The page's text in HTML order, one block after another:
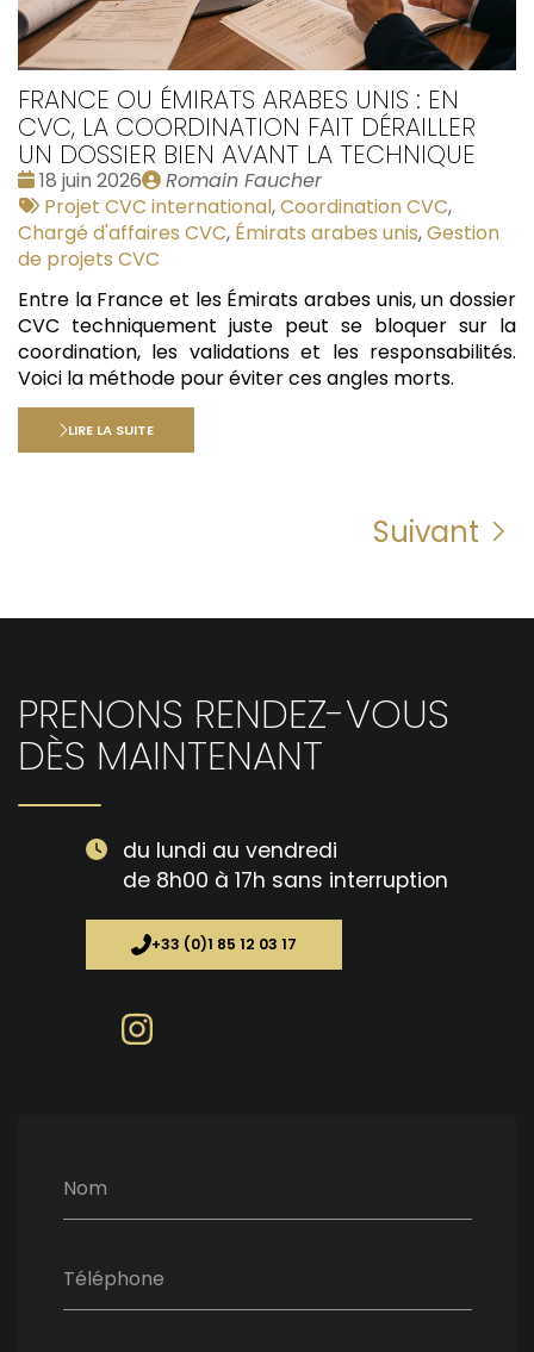
FRANCE OU ÉMIRATS ARABES UNIS : EN
CVC, LA COORDINATION FAIT DÉRAILLER
UN DOSSIER BIEN AVANT LA TECHNIQUE
Date
:
18 juin 2026
Publié
par
Romain Faucher
Tags
:
Projet CVC international,Coordination CVC,
Chargé d'affaires CVC, Émirats arabes unis,Gestion
de projets CVC
Entre la France et les Émirats arabes unis, un dossier
CVC techniquement juste peut se bloquer sur la
coordination, les validations et les responsabilités.
Voici la méthode pour éviter ces angles morts.
LIRE LA SUITE
Suivant
PRENONS RENDEZ-VOUS
DÈS MAINTENANT
Nom
Téléphone
du lundi au vendredi
de 8h00 à 17h sans interruption
+33 (0)1 85 12 03 17